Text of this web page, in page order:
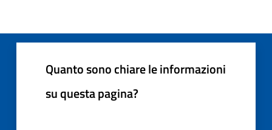
Quanto sono chiare le informazioni
su questa pagina?